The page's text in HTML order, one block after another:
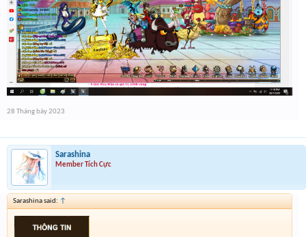
28 Tháng bảy 2023
Sarashina
Member Tích Cực
Sarashina said: ↑